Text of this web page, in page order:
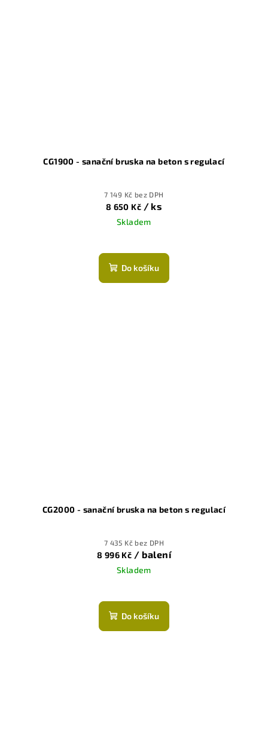
CG1900 - sanační bruska na beton s regulací
7 149 Kč bez DPH
8 650 Kč / ks
Skladem
Do košíku
CG2000 - sanační bruska na beton s regulací
7 435 Kč bez DPH
8 996 Kč / balení
Skladem
Do košíku